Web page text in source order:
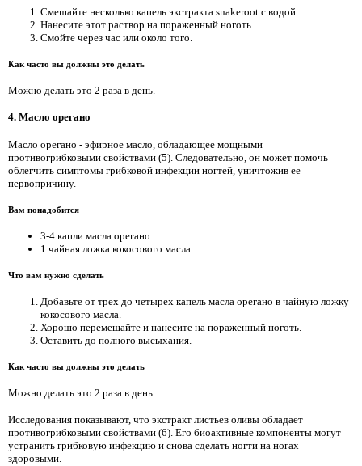
Смешайте несколько капель экстракта snakeroot с водой.
Нанесите этот раствор на пораженный ноготь.
Смойте через час или около того.
Как часто вы должны это делать
Можно делать это 2 раза в день.
4. Масло орегано
Масло орегано - эфирное масло, обладающее мощными
противогрибковыми свойствами (5). Следовательно, он может помочь
облегчить симптомы грибковой инфекции ногтей, уничтожив ее
первопричину.
Вам понадобится
3-4 капли масла орегано
1 чайная ложка кокосового масла
Что вам нужно сделать
Добавьте от трех до четырех капель масла орегано в чайную ложку
кокосового масла.
Хорошо перемешайте и нанесите на пораженный ноготь.
Оставить до полного высыхания.
Как часто вы должны это делать
Можно делать это 2 раза в день.
Исследования показывают, что экстракт листьев оливы обладает
противогрибковыми свойствами (6). Его биоактивные компоненты могут
устранить грибковую инфекцию и снова сделать ногти на ногах
здоровыми.